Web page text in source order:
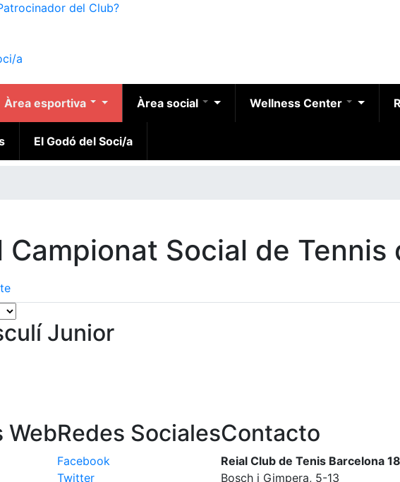
del Club?
a
Àrea esportiva Àrea social Wellness Center
El Godó del Soci/a
Social de Tennis
Junior
WebRedes Sociales
Facebook
Twitter
Contacto
Reial Club de Tenis Barcelona
Bosch i Gimpera, 5-13